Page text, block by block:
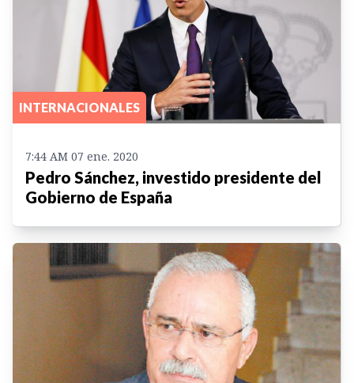
INTERNACIONALES
7:44 AM 07 ene. 2020
Pedro Sánchez, investido presidente del
Gobierno de España